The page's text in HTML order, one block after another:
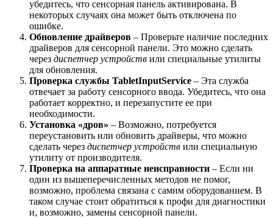
убедитесь, что сенсорная панель активирована. В
некоторых случаях она может быть отключена по
ошибке.
Обновление драйверов – Проверьте наличие последних
драйверов для сенсорной панели. Это можно сделать
через диспетчер устройств или специальные утилиты
для обновления.
Проверка службы TabletInputService – Эта служба
отвечает за работу сенсорного ввода. Убедитесь, что она
работает корректно, и перезапустите ее при
необходимости.
Установка «дров» – Возможно, потребуется
переустановить или обновить драйверы, что можно
сделать через диспетчер устройств или специальную
утилиту от производителя.
Проверка на аппаратные неисправности – Если ни
один из вышеперечисленных методов не помог,
возможно, проблема связана с самим оборудованием. В
таком случае стоит обратиться к профи для диагностики
и, возможно, замены сенсорной панели.